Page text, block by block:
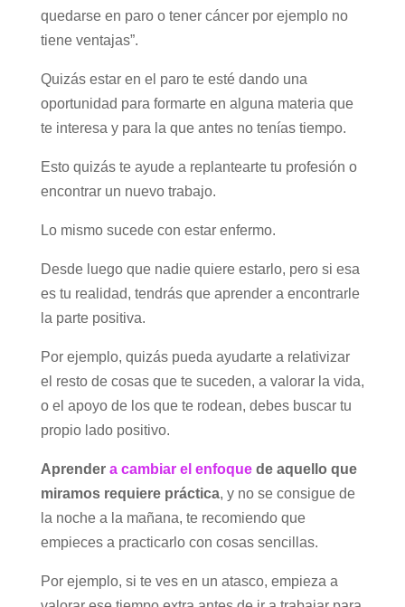
quedarse en paro o tener cáncer por ejemplo no
tiene ventajas”.
Quizás estar en el paro te esté dando una
oportunidad para formarte en alguna materia que
te interesa y para la que antes no tenías tiempo.
Esto quizás te ayude a replantearte tu profesión o
encontrar un nuevo trabajo.
Lo mismo sucede con estar enfermo.
Desde luego que nadie quiere estarlo, pero si esa
es tu realidad, tendrás que aprender a encontrarle
la parte positiva.
Por ejemplo, quizás pueda ayudarte a relativizar
el resto de cosas que te suceden, a valorar la vida,
o el apoyo de los que te rodean, debes buscar tu
propio lado positivo.
Aprender a cambiar el enfoquede aquello que
miramos requiere práctica, y no se consigue de
la noche a la mañana, te recomiendo que
empieces a practicarlo con cosas sencillas.
Por ejemplo, si te ves en un atasco, empieza a